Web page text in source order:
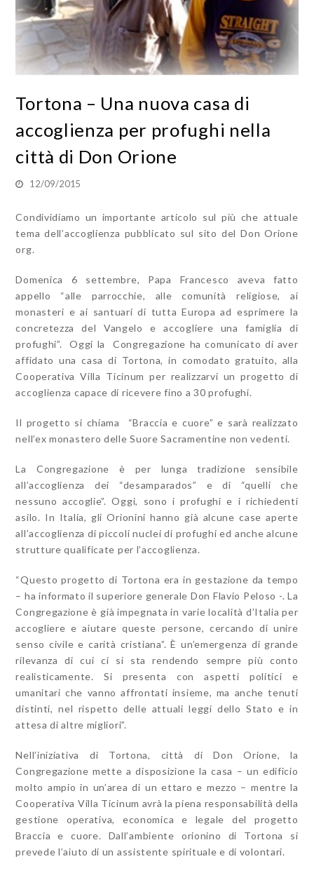
Tortona – Una nuova casa di
accoglienza per profughi nella
città di Don Orione
12/09/2015
Condividiamo un importante articolo sul più che attuale
tema dell’accoglienza pubblicato sul sito del Don Orione
org.
Domenica 6 settembre, Papa Francesco aveva fatto
appello “alle parrocchie, alle comunità religiose, ai
monasteri e ai santuari di tutta Europa ad esprimere la
concretezza del Vangelo e accogliere una famiglia di
profughi”. Oggi la Congregazione ha comunicato di aver
affidato una casa di Tortona, in comodato gratuito, alla
Cooperativa Villa Ticinum per realizzarvi un progetto di
accoglienza capace di ricevere fino a 30 profughi.
Il progetto si chiama “Braccia e cuore” e sarà realizzato
nell’ex monastero delle Suore Sacramentine non vedenti.
La Congregazione è per lunga tradizione sensibile
all’accoglienza dei “desamparados” e di “quelli che
nessuno accoglie”. Oggi, sono i profughi e i richiedenti
asilo. In Italia, gli Orionini hanno già alcune case aperte
all’accoglienza di piccoli nuclei di profughi ed anche alcune
strutture qualificate per l’accoglienza.
“Questo progetto di Tortona era in gestazione da tempo
– ha informato il superiore generale Don Flavio Peloso -. La
Congregazione è già impegnata in varie località d’Italia per
accogliere e aiutare queste persone, cercando di unire
senso civile e carità cristiana”. È un’emergenza di grande
rilevanza di cui ci si sta rendendo sempre più conto
realisticamente. Si presenta con aspetti politici e
umanitari che vanno affrontati insieme, ma anche tenuti
distinti, nel rispetto delle attuali leggi dello Stato e in
attesa di altre migliori”.
Nell’iniziativa di Tortona, città di Don Orione, la
Congregazione mette a disposizione la casa – un edificio
molto ampio in un’area di un ettaro e mezzo – mentre la
Cooperativa Villa Ticinum avrà la piena responsabilità della
gestione operativa, economica e legale del progetto
Braccia e cuore. Dall’ambiente orionino di Tortona si
prevede l’aiuto di un assistente spirituale e di volontari.